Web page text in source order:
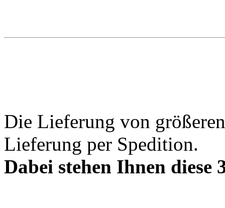
Die Lieferung von
Lieferung per Spedition.
Dabei stehen Ihnen